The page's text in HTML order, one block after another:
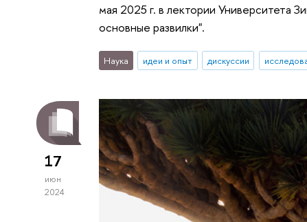
мая 2025 г. в лектории Университета
основные развилки".
Наука идеи и опыт дискуссии
17
июн
2024